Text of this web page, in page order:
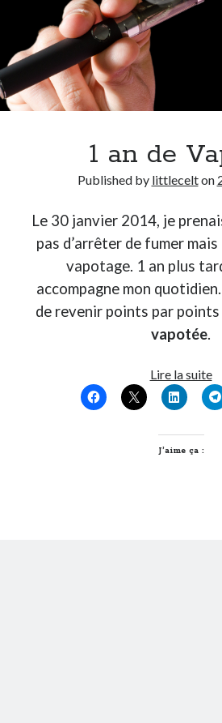
1 an de
Published by littlecelton
Le 30 janvier 2014, je
pas d’arrêter de fumer mais
vapotage. 1 an plus
accompagne mon
de revenir points par points
vapotée.
Lire la suite1
J’aime ça :